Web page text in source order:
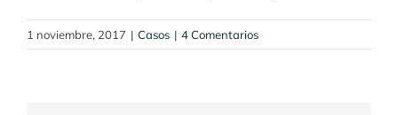
1 noviembre, 2017 | Casos | 4 Comentarios